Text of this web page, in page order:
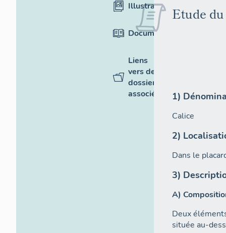
Illustrations
Documentation
Liens
vers des
dossiers
associés
Etude
1)
Calice
2)
Dans le
3)
A)
Deux
située au-